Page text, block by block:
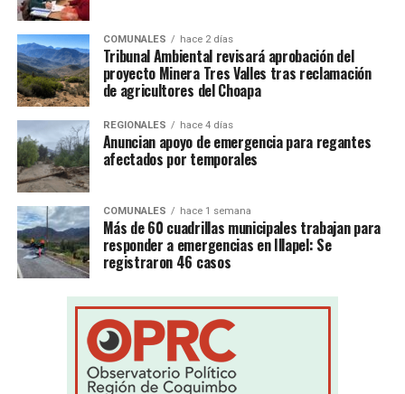
COMUNALES hace 2 días
Tribunal Ambiental revisará aprobación del
proyecto Minera Tres Valles tras reclamación
de agricultores del Choapa
REGIONALES hace 4 días
Anuncian apoyo de emergencia para regantes
afectados por temporales
COMUNALES hace 1 semana
Más de 60 cuadrillas municipales trabajan para
responder a emergencias en Illapel: Se
registraron 46 casos